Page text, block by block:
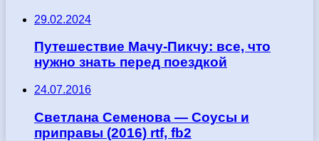
29.02.2024
Путешествие Мачу-Пикчу: все, что
нужно знать перед поездкой
24.07.2016
Светлана Семенова — Соусы и
приправы (2016) rtf, fb2